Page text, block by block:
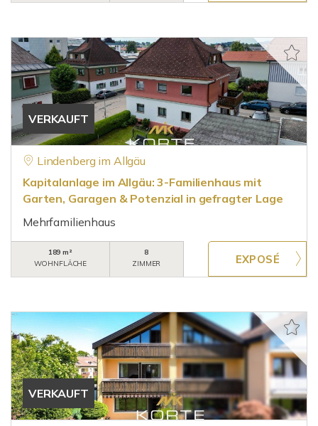
VERKAUFT
Lindenberg im Allgäu
Kapitalanlage im Allgäu: 3-Familienhaus mit
Garten, Garagen & Potenzial in gefragter Lage
Mehrfamilienhaus
189 m²
WOHNFLÄCHE
8
ZIMMER
VERKAUFT